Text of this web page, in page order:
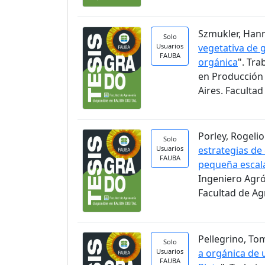
Solo
Usuarios
FAUBA
Szmukler,
vegetativa de
orgánica".
en
Aires.
Solo
Usuarios
FAUBA
Porley,
estrategias
pequeña
Ingeniero
Facultad de
Solo
Usuarios
FAUBA
Pellegrino,
a orgánica de